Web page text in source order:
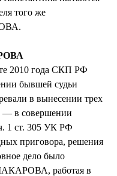
того же
2010 года СКП РФ
бывшей судьи
в вынесении трех
— в совершении
1 ст. 305 УК РФ
приговора, решения
дело было
работая в